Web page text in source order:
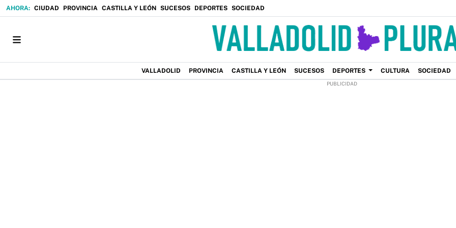
CIUDAD PROVINCIA CASTILLA Y LEÓN SUCESOS DEPORTES SOCIEDAD
VALLADOLID PROVINCIA CASTILLA Y LEÓN SUCESOS DEPORTES CULTURA SOCIEDAD